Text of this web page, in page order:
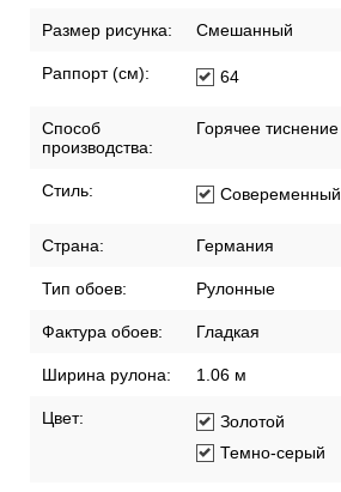
Размер рисунка: Смешанный
Раппорт (см): 64
Способ
производства:
Горячее тиснение
Стиль: Совеременный
Страна: Германия
Тип обоев: Рулонные
Фактура обоев: Гладкая
Ширина рулона: 1.06 м
Цвет:
Золотой
Темно-серый